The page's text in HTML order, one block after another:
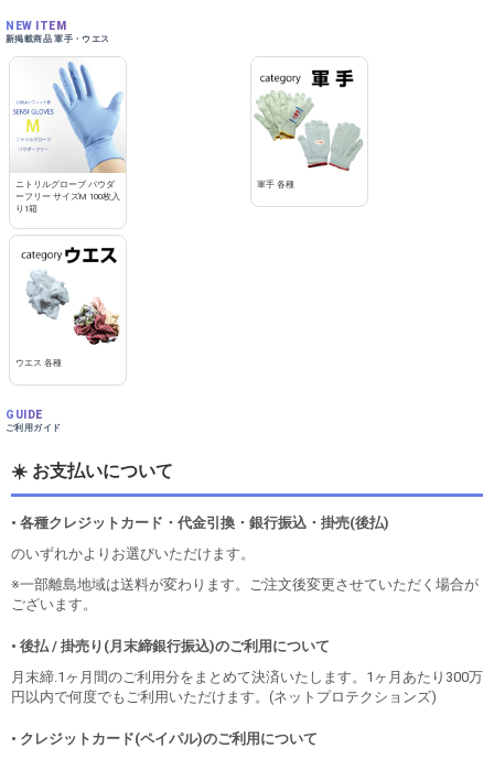
NEW ITEM
新掲載商品 軍手・ウエス
ニトリルグローブ パウダ
ーフリー サイズM 100枚入
り1箱
軍手 各種
ウエス 各種
GUIDE
ご利用ガイド
☀️ お支払いについて
• 各種クレジットカード・代金引換・銀行振込・掛売(後払)
のいずれかよりお選びいただけます。
※一部離島地域は送料が変わります。ご注文後変更させていただく場合が
ございます。
• 後払 / 掛売り(月末締銀行振込)のご利用について
月末締.1ヶ月間のご利用分をまとめて決済いたします。1ヶ月あたり300万
円以内で何度でもご利用いただけます。(ネットプロテクションズ)
• クレジットカード(ペイパル)のご利用について